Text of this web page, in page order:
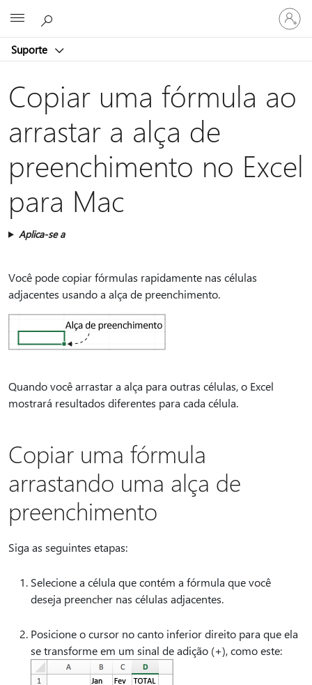
Suporte
Entre
em
sua
Copiar uma fórmula ao
arrastar a alça de
preenchimento no Excel
para Mac
Aplica-se a
Você pode copiar fórmulas rapidamente nas células
adjacentes usando a alça de preenchimento.
Quando você arrastar a alça para outras células, o Excel
mostrará resultados diferentes para cada célula.
Copiar uma fórmula
arrastando uma alça de
preenchimento
Siga as seguintes etapas:
Selecione a célula que contém a fórmula que você
deseja preencher nas células adjacentes.
Posicione o cursor no canto inferior direito para que ela
se transforme em um sinal de adição (+), como este: